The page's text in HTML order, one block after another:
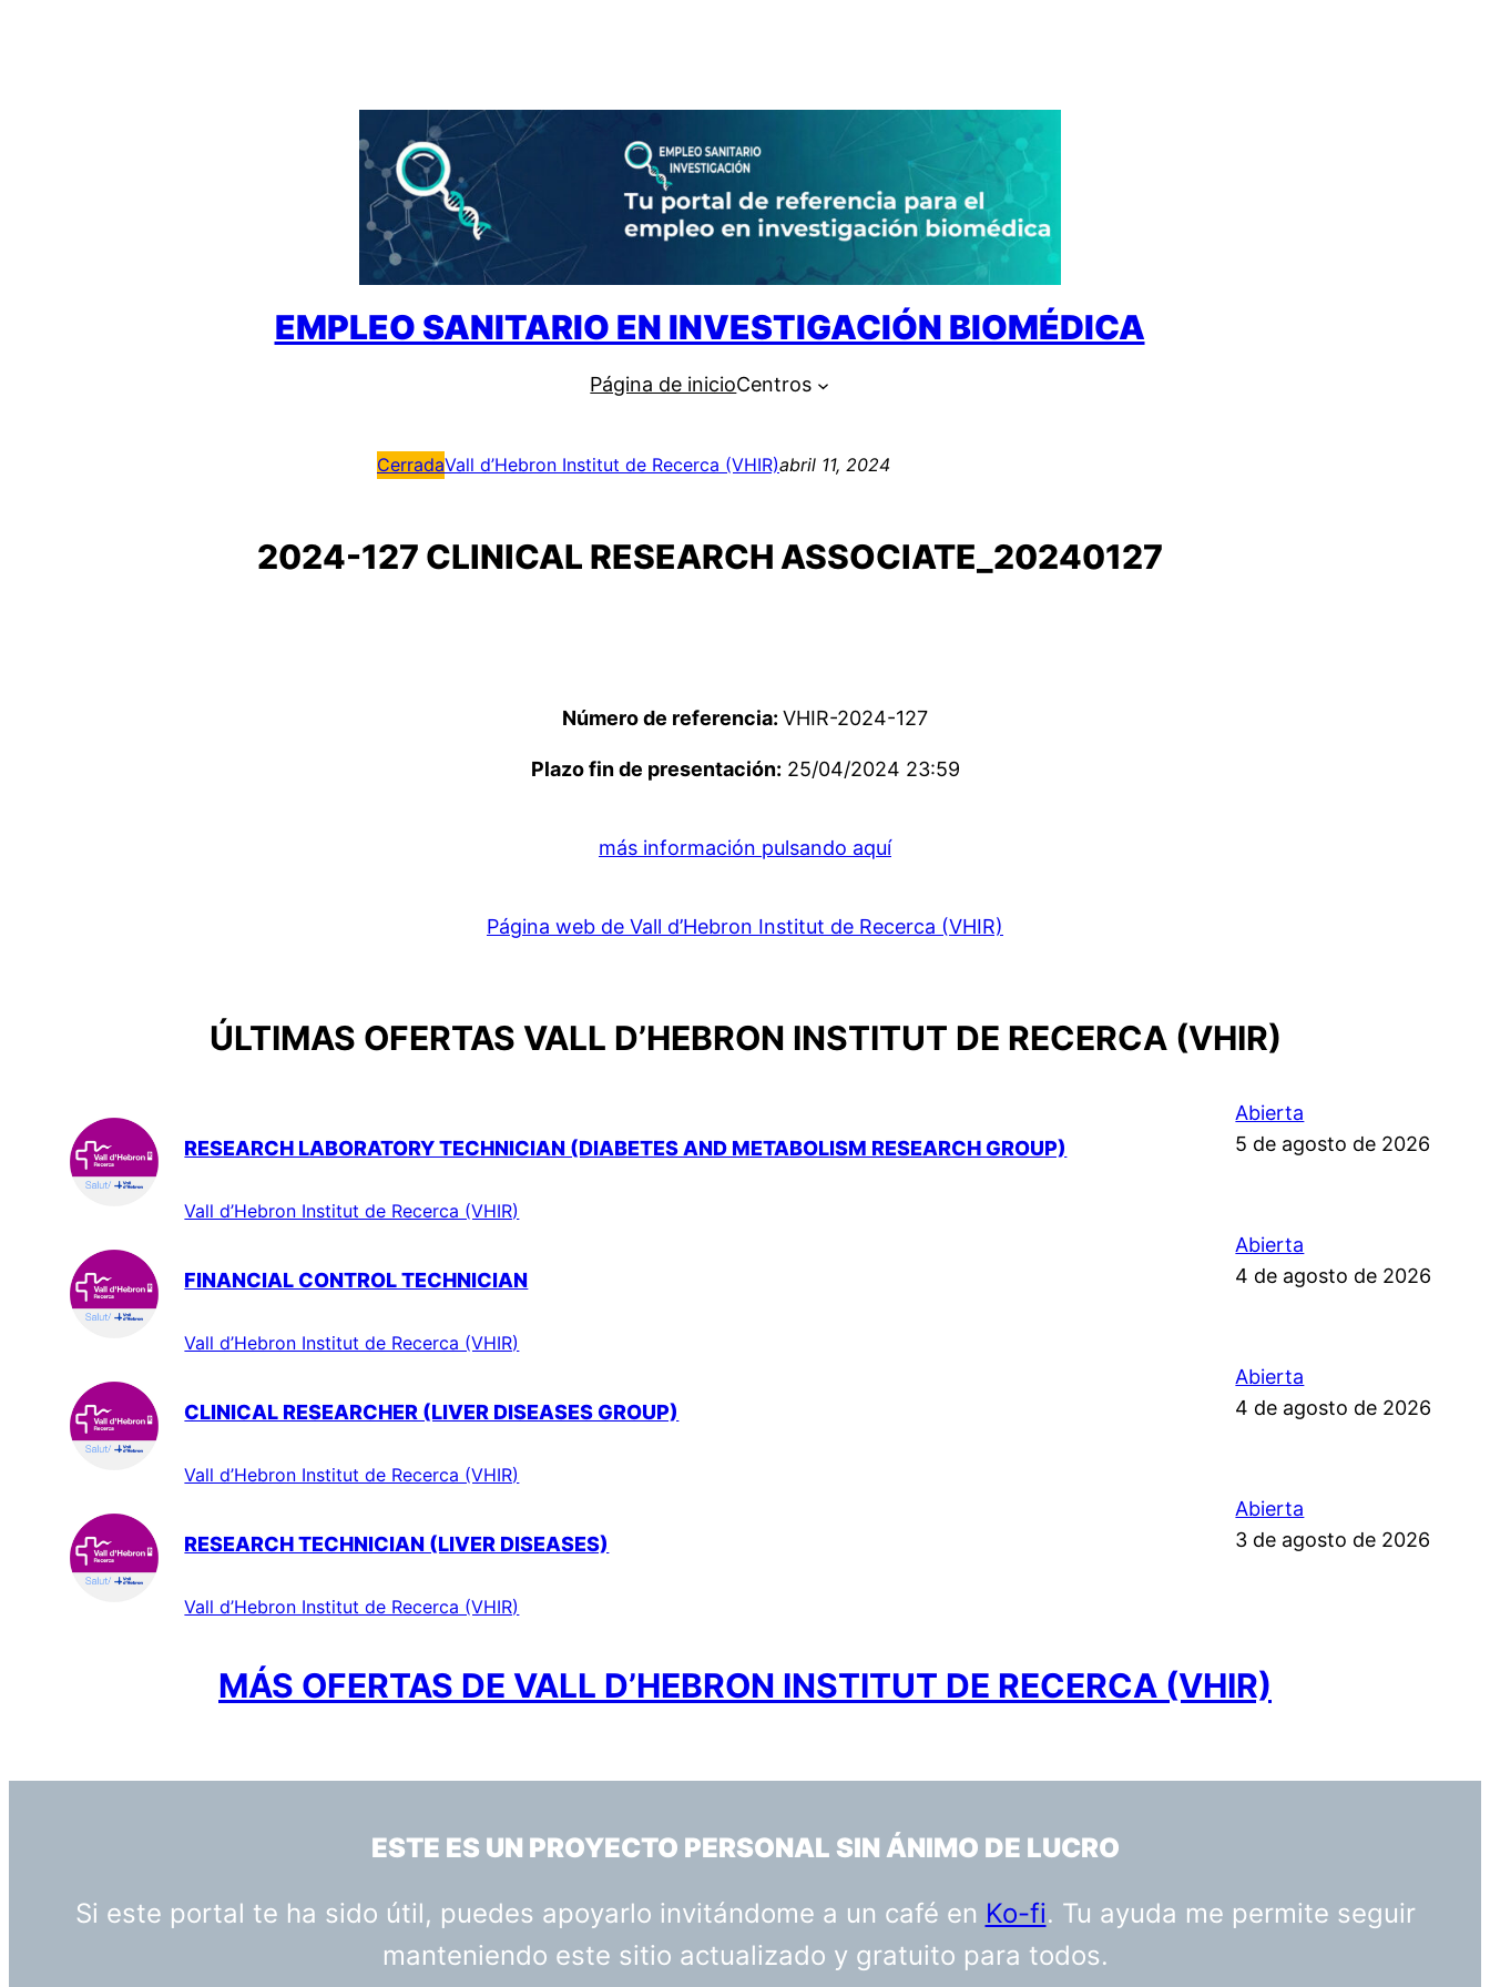
EMPLEO SANITARIO EN INVESTIGACIÓN BIOMÉDICA
Página de inicioCentros
CerradaVall d’Hebron Institut de Recerca (VHIR)abril 11, 2024
2024-127 CLINICAL RESEARCH ASSOCIATE_20240127
Número de referencia: VHIR-2024-127
Plazo fin de presentación: 25/04/2024 23:59
más información pulsando aquí
Página web de Vall d’Hebron Institut de Recerca (VHIR)
ÚLTIMAS OFERTAS VALL D’HEBRON INSTITUT DE RECERCA (VHIR)
RESEARCH LABORATORY TECHNICIAN (DIABETES AND METABOLISM RESEARCH GROUP)
Vall d’Hebron Institut de Recerca (VHIR)
Abierta
5 de agosto de 2026
FINANCIAL CONTROL TECHNICIAN
Vall d’Hebron Institut de Recerca (VHIR)
Abierta
4 de agosto de 2026
CLINICAL RESEARCHER (LIVER DISEASES GROUP)
Vall d’Hebron Institut de Recerca (VHIR)
Abierta
4 de agosto de 2026
RESEARCH TECHNICIAN (LIVER DISEASES)
Vall d’Hebron Institut de Recerca (VHIR)
Abierta
3 de agosto de 2026
MÁS OFERTAS DE VALL D’HEBRON INSTITUT DE RECERCA (VHIR)
ESTE ES UN PROYECTO PERSONAL SIN ÁNIMO DE LUCRO
Si este portal te ha sido útil, puedes apoyarlo invitándome a un café en Ko-fi. Tu ayuda me permite seguir
manteniendo este sitio actualizado y gratuito para todos.